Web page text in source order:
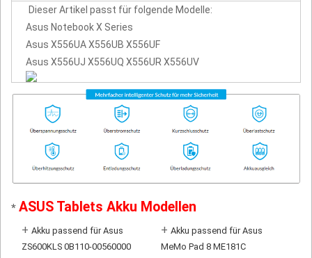
Dieser Artikel passt für folgende Modelle:
Asus Notebook X Series
Asus X556UA X556UB X556UF
Asus X556UJ X556UQ X556UR X556UV
* ASUS Tablets Akku Modellen
+ Akku passend für Asus
ZS600KLS 0B110-00560000
+ Akku passend für Asus
MeMo Pad 8 ME181C